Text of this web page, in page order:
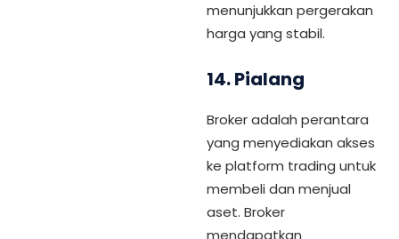
menunjukkan pergerakan
harga yang stabil.
14.Pialang
Broker adalah perantara
yang menyediakan akses
ke platform trading untuk
membeli dan menjual
aset. Broker